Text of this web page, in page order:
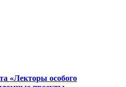
«Лекторы особого